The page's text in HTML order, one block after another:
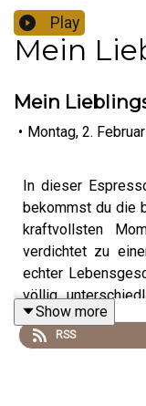
Play
Mein
Mein
• Montag, 2.
In dieser
bekommst du die
kraftvollsten
verdichtet zu
echter
völlig
Magie der Musik.
Show more
RSS